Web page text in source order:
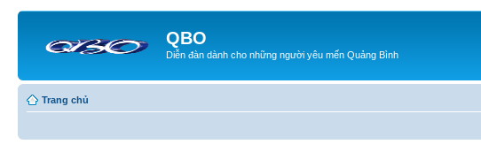
QBO
Diễn đàn dành cho những người yêu mến Quảng Bình
Trang chủ